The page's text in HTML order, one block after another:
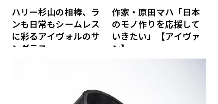
ハリー杉山の相棒、ラ
ンも日常もシームレス
に彩るアイヴォルのサ
ングラス
作家・原田マハ「日本
のモノ作りを応援して
いきたい」【アイヴァ
ン】